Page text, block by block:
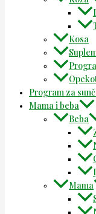
Kosa
Program za
Mama i beba
Beba
Mama